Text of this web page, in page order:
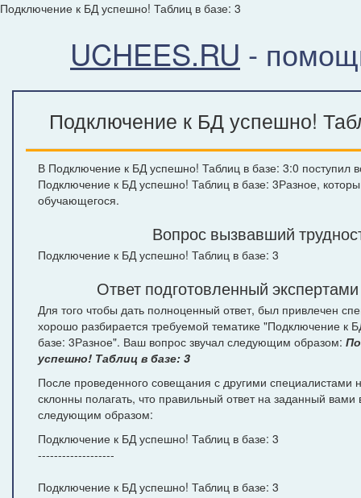
Подключение к БД успешно! Таблиц в базе: 3
UCHEES.RU -
Подключение к БД успешно!
В Подключение к БД успешно! Таблиц в базе: 3:0 поступил
Подключение к БД успешно! Таблиц в базе: 3Разное,
обучающегося.
Вопрос вызвавший
Подключение к БД успешно! Таблиц в базе: 3
Ответ подготовленный
Для того чтобы дать полноценный ответ, был привлечен
хорошо разбирается требуемой тематике "Подключение к
базе: 3Разное". Ваш вопрос звучал следующим образом:
успешно! Таблиц в базе: 3
После проведенного совещания с другими специалистами
склонны полагать, что правильный ответ на заданный вами
следующим образом:
Подключение к БД успешно! Таблиц в базе: 3
-------------------
Подключение к БД успешно! Таблиц в базе: 3